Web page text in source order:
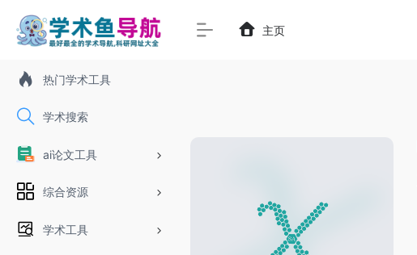
热门学术工具
学术搜索
ai论文工具
综合资源
学术工具
主页